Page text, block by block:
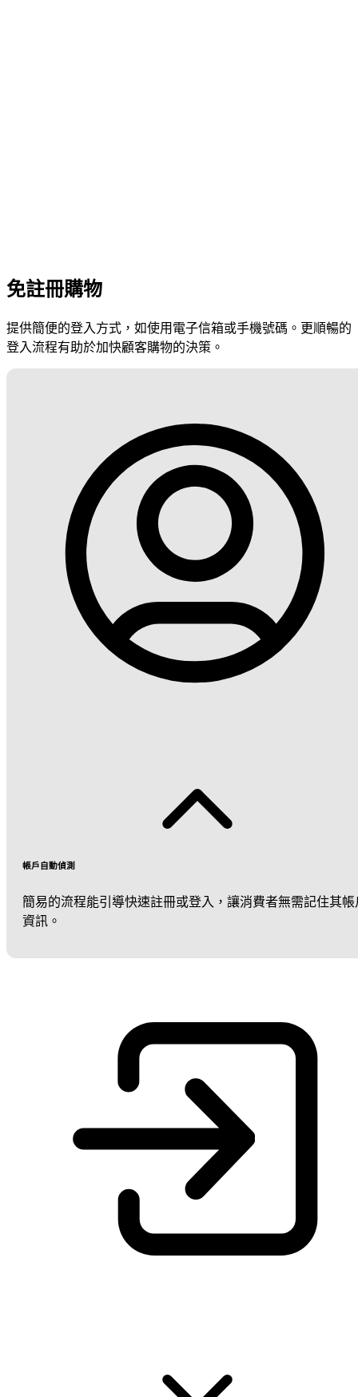
免註冊購物
提供簡便的登入方式，如使用電子信箱或手機號碼。更順暢的
登入流程有助於加快顧客購物的決策。
帳戶自動偵測
簡易的流程能引導快速註冊或登入，讓消費者無需記住其帳
資訊。